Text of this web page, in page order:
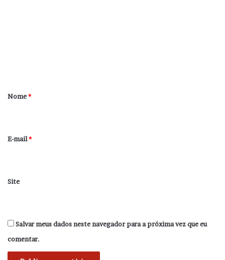
r
*
Nome*
E-mail*
Site
Salvar meus dados neste navegador para a próxima vez que eu
comentar.